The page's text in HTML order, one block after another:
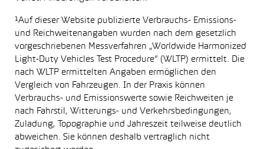
¹Auf dieser Website publizierte Verbrauchs- Emissions-
und Reichweitenangaben wurden nach dem gesetzlich
vorgeschriebenen Messverfahren „Worldwide Harmonized
Light-Duty Vehicles Test Procedure“ (WLTP) ermittelt. Die
nach WLTP ermittelten Angaben ermöglichen den
Vergleich von Fahrzeugen. In der Praxis können
Verbrauchs- und Emissionswerte sowie Reichweiten je
nach Fahrstil, Witterungs- und Verkehrsbedingungen,
Zuladung, Topographie und Jahreszeit teilweise deutlich
abweichen. Sie können deshalb vertraglich nicht